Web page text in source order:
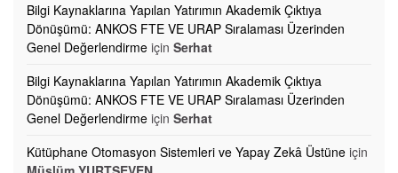
Bilgi Kaynaklarına Yapılan Yatırımın Akademik Çıktıya
Dönüşümü: ANKOS FTE VE URAP Sıralaması Üzerinden
Genel Değerlendirme için Serhat
Bilgi Kaynaklarına Yapılan Yatırımın Akademik Çıktıya
Dönüşümü: ANKOS FTE VE URAP Sıralaması Üzerinden
Genel Değerlendirme için Serhat
Kütüphane Otomasyon Sistemleri ve Yapay Zekâ Üstüne için